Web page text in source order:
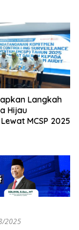
Langkah
Hijau
MCSP 2025
2025